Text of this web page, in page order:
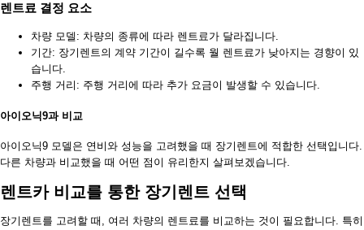
렌트료 결정 요소
차량 모델: 차량의 종류에 따라 렌트료가 달라집니다.
기간: 장기렌트의 계약 기간이 길수록 월 렌트료가 낮아지는 경향이 있
습니다.
주행 거리: 주행 거리에 따라 추가 요금이 발생할 수 있습니다.
아이오닉9과 비교
아이오닉9 모델은 연비와 성능을 고려했을 때 장기렌트에 적합한 선택입니다.
다른 차량과 비교했을 때 어떤 점이 유리한지 살펴보겠습니다.
렌트카 비교를 통한 장기렌트 선택
장기렌트를 고려할 때, 여러 차량의 렌트료를 비교하는 것이 필요합니다. 특히